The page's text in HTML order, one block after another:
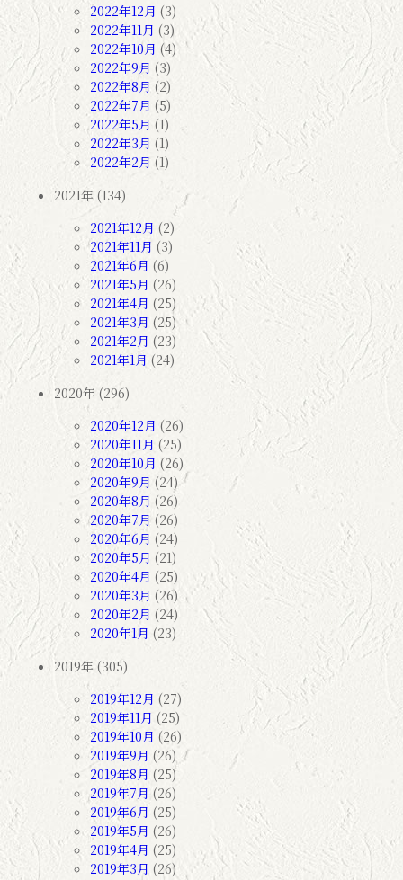
2022年12月 (3)
2022年11月 (3)
2022年10月 (4)
2022年9月 (3)
2022年8月 (2)
2022年7月 (5)
2022年5月 (1)
2022年3月 (1)
2022年2月 (1)
2021年 (134)
2021年12月 (2)
2021年11月 (3)
2021年6月 (6)
2021年5月 (26)
2021年4月 (25)
2021年3月 (25)
2021年2月 (23)
2021年1月 (24)
2020年 (296)
2020年12月 (26)
2020年11月 (25)
2020年10月 (26)
2020年9月 (24)
2020年8月 (26)
2020年7月 (26)
2020年6月 (24)
2020年5月 (21)
2020年4月 (25)
2020年3月 (26)
2020年2月 (24)
2020年1月 (23)
2019年 (305)
2019年12月 (27)
2019年11月 (25)
2019年10月 (26)
2019年9月 (26)
2019年8月 (25)
2019年7月 (26)
2019年6月 (25)
2019年5月 (26)
2019年4月 (25)
2019年3月 (26)